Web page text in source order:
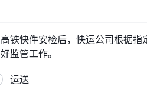
高铁快件安检后，快运公司根据
好监管工作。
运送